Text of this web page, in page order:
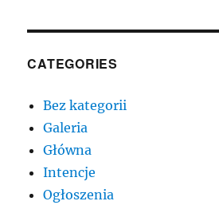
CATEGORIES
Bez kategorii
Galeria
Główna
Intencje
Ogłoszenia